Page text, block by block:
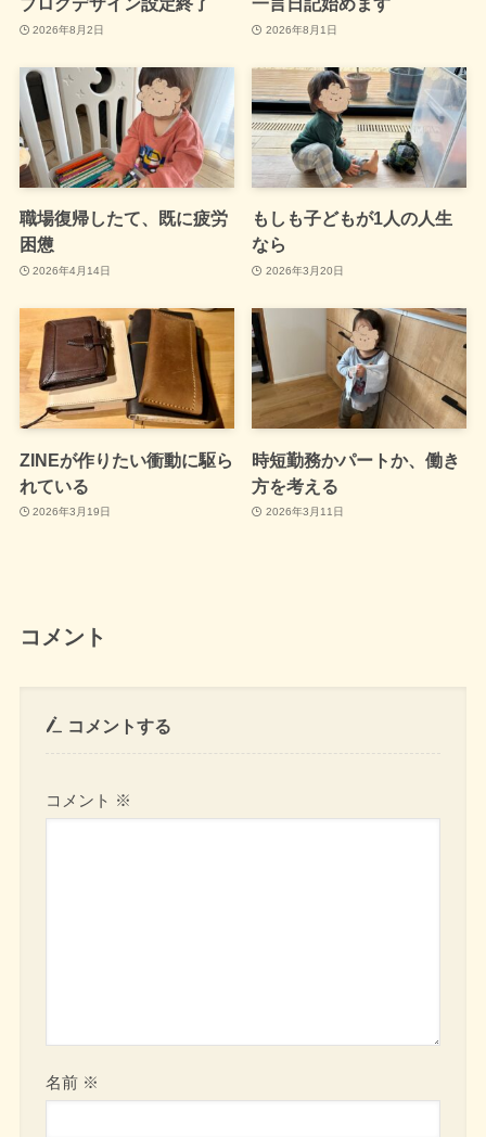
2026年8月2日 2026年8月1日
職場復帰したて、既に疲労
困憊
2026年4月14日
もしも子どもが1人の人生
なら
2026年3月20日
ZINEが作りたい衝動に駆ら
れている
2026年3月19日
時短勤務かパートか、働き
方を考える
2026年3月11日
コメント
コメントする
コメント ※
名前 ※